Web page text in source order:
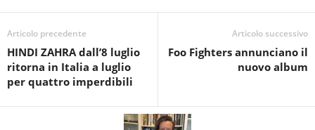
Articolo precedente
HINDI ZAHRA dall’8 luglio
ritorna in Italia a luglio
per quattro imperdibili
Articolo successivo
Foo Fighters annunciano il
nuovo album